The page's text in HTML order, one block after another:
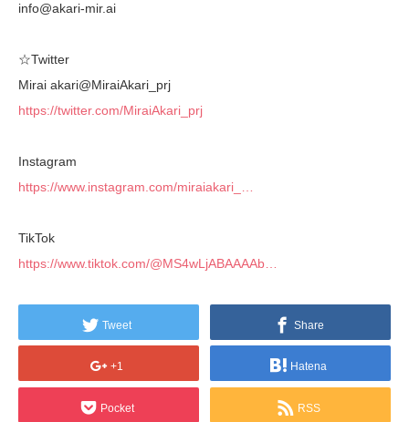
info@akari-mir.ai
☆Twitter
Mirai akari@MiraiAkari_prj
https://twitter.com/MiraiAkari_prj
Instagram
https://www.instagram.com/miraiakari_…
TikTok
https://www.tiktok.com/@MS4wLjABAAAAb…
Tweet Share
+1 Hatena
Pocket RSS